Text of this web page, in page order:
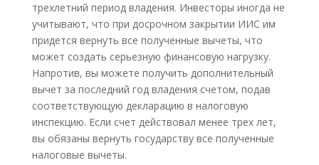
трехлетний период владения. Инвесторы иногда не
учитывают, что при досрочном закрытии ИИС им
придется вернуть все полученные вычеты, что
может создать серьезную финансовую нагрузку.
Напротив, вы можете получить дополнительный
вычет за последний год владения счетом, подав
соответствующую декларацию в налоговую
инспекцию. Если счет действовал менее трех лет,
вы обязаны вернуть государству все полученные
налоговые вычеты.